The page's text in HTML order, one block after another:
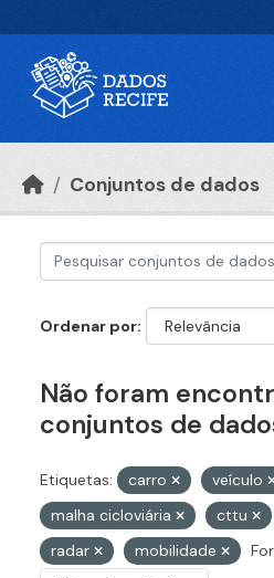
Conjuntos de dados
Ordenar por
Não foram
conjuntos de
Etiquetas: carro
veículo
malha cicloviária
cttu
radar
mobilidade